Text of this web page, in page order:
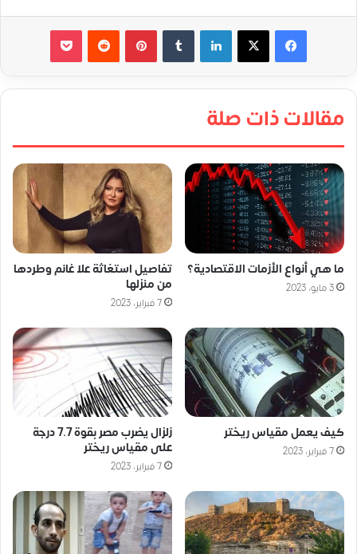
لينكدإن بينتيريست
مقالات ذات صلة
ما هي أنواع الأزمات الاقتصادية؟
3 مايو، 2023
تفاصيل استغاثة علا غانم وطردها
من منزلها
7 فبراير، 2023
كيف يعمل مقياس ريختر
7 فبراير، 2023
زلزال يضرب مصر بقوة 7.7 درجة
على مقياس ريختر
7 فبراير، 2023